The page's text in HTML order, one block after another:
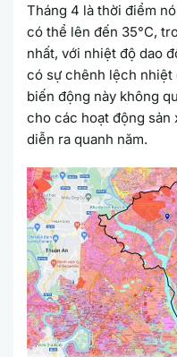
Tháng 4 là thời điểm
có thể lên đến 35°C,
nhất, với nhiệt độ dao
có sự chênh lệch nhiệt
biến động này không
cho các hoạt động sản
diễn ra quanh năm.